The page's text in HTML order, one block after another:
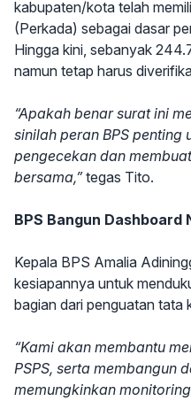
kabupaten/kota telah
(Perkada) sebagai dasar
Hingga kini, sebanyak
namun tetap harus
“Apakah benar surat ini
sinilah peran BPS penting
pengecekan dan
bersama,”tegas Tito.
BPS Bangun Dashboard
Kepala BPS Amalia
kesiapannya untuk
bagian dari penguatan tata
“Kami akan membantu
PSPS, serta membangun
memungkinkan